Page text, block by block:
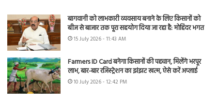
बागवानी को लाभकारी व्यवसाय बनाने के लिए किसानों को
बीज से बाजार तक पूरा सहयोग दिया जा रहा है: मोहिंदर भगत
15 July 2026 - 11:43 AM
Farmers ID Card बनेगा किसानों की पहचान, मिलेंगे भरपूर
लाभ, बार-बार रजिस्ट्रेशन का झंझट खत्म, ऐसे करें अप्लाई
10 July 2026 - 12:42 PM